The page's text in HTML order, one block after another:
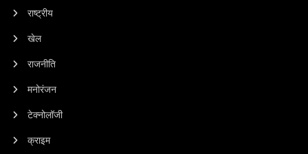
राष्ट्रीय
खेल
राजनीति
मनोरंजन
टेक्नोलॉजी
क्राइम